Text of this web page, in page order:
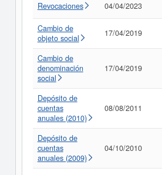
Revocaciones 04/04/2023
Cambio de
objeto social
17/04/2019
Cambio de
denominación
social
17/04/2019
Depósito de
cuentas
anuales (2010)
08/08/2011
Depósito de
cuentas
anuales (2009)
04/10/2010